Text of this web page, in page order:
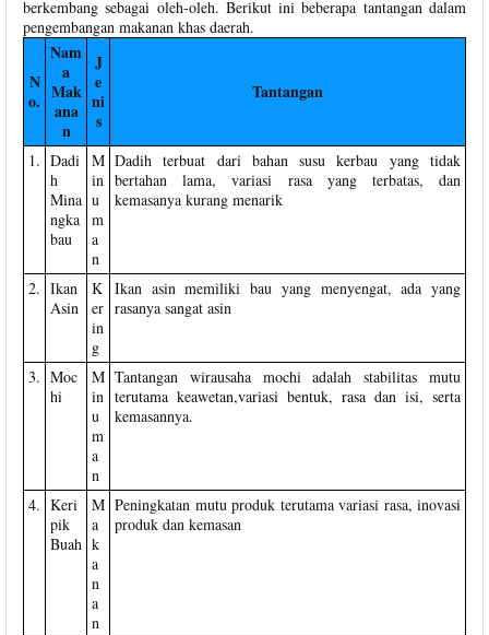
berkembang sebagai oleh-oleh. Berikut ini beberapa tantangan dalam
pengembangan makanan khas daerah.
N
o.
Nam
a
Mak
ana
n
J
e
ni
s
Tantangan
1. Dadi
h
Mina
ngka
bau
M
in
u
m
a
n
Dadih terbuat dari bahan susu kerbau yang tidak
bertahan lama, variasi rasa yang terbatas, dan
kemasanya kurang menarik
2. Ikan
Asin
K
er
in
g
Ikan asin memiliki bau yang menyengat, ada yang
rasanya sangat asin
3. Moc
hi
M
in
u
m
a
n
Tantangan wirausaha mochi adalah stabilitas mutu
terutama keawetan,variasi bentuk, rasa dan isi, serta
kemasannya.
4. Keri
pik
Buah
M
a
k
a
n
a
n
Peningkatan mutu produk terutama variasi rasa, inovasi
produk dan kemasan